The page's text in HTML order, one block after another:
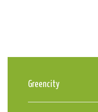
Greencity